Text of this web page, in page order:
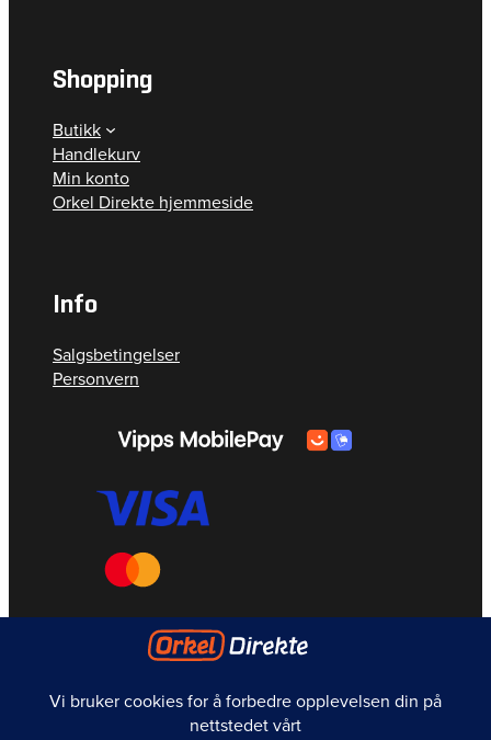
Shopping
Butikk
Handlekurv
Min konto
Orkel Direkte hjemmeside
Info
Salgsbetingelser
Personvern